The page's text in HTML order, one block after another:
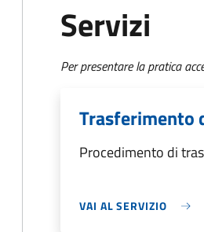
Servizi
Per presentare la pratica
Trasferimento
Procedimento di
VAI AL SERVIZIO